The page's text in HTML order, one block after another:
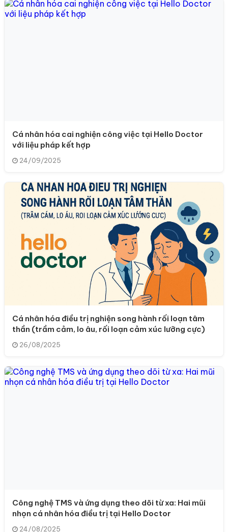
Cá nhân hóa cai nghiện công việc tại Hello Doctor
với liệu pháp kết hợp
24/09/2025
Cá nhân hóa điều trị nghiện song hành rối loạn tâm
thần (trầm cảm, lo âu, rối loạn cảm xúc lưỡng cực)
26/08/2025
Công nghệ TMS và ứng dụng theo dõi từ xa: Hai mũi
nhọn cá nhân hóa điều trị tại Hello Doctor
24/08/2025